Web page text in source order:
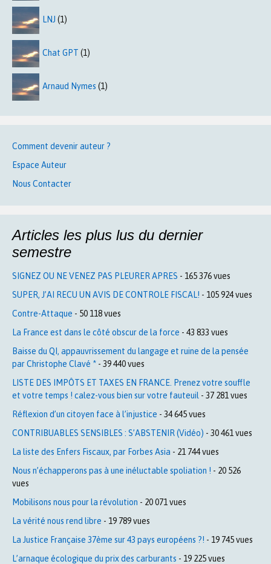
LNJ (1)
Chat GPT (1)
Arnaud Nymes (1)
Comment devenir auteur ?
Espace Auteur
Nous Contacter
Articles les plus lus du dernier
semestre
SIGNEZ OU NE VENEZ PAS PLEURER APRES - 165 376 vues
SUPER, J’AI RECU UN AVIS DE CONTROLE FISCAL! - 105 924 vues
Contre-Attaque - 50 118 vues
La France est dans le côté obscur de la force - 43 833 vues
Baisse du QI, appauvrissement du langage et ruine de la pensée
par Christophe Clavé * - 39 440 vues
LISTE DES IMPÔTS ET TAXES EN FRANCE. Prenez votre souffle
et votre temps ! calez-vous bien sur votre fauteuil - 37 281 vues
Réflexion d’un citoyen face à l’injustice - 34 645 vues
CONTRIBUABLES SENSIBLES : S’ABSTENIR (Vidéo) - 30 461 vues
La liste des Enfers Fiscaux, par Forbes Asia - 21 744 vues
Nous n’échapperons pas à une inéluctable spoliation ! - 20 526
vues
Mobilisons nous pour la révolution - 20 071 vues
La vérité nous rend libre - 19 789 vues
La Justice Française 37ème sur 43 pays européens ?! - 19 745 vues
L’arnaque écologique du prix des carburants - 19 225 vues